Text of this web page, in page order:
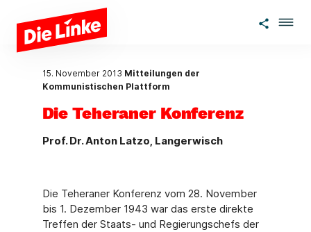
Zum Hauptinhalt springen
15. November 2013 Mitteilungen der
Kommunistischen Plattform
Die Teheraner Konferenz
Prof. Dr. Anton Latzo, Langerwisch
Die Teheraner Konferenz vom 28. November
bis 1. Dezember 1943 war das erste direkte
Treffen der Staats- und Regierungschefs der